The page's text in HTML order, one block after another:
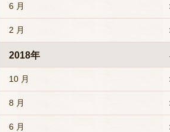
6 月
2 月
2018年
10 月
8 月
6 月